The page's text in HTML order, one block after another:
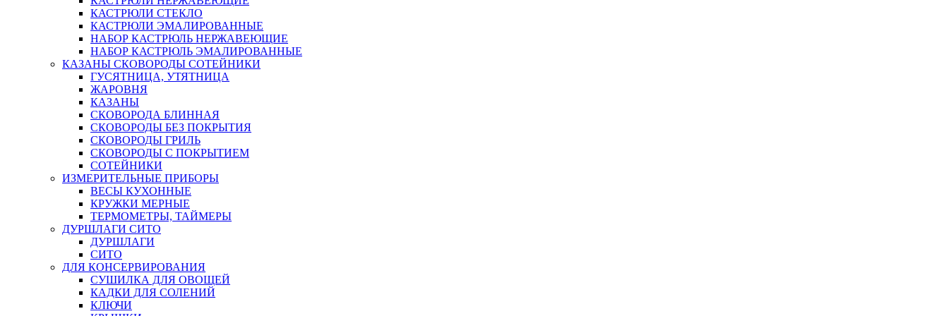
КАСТРЮЛИ СТЕКЛО
КАСТРЮЛИ ЭМАЛИРОВАННЫЕ
НАБОР КАСТРЮЛЬ НЕРЖАВЕЮЩИЕ
НАБОР КАСТРЮЛЬ ЭМАЛИРОВАННЫЕ
КАЗАНЫ СКОВОРОДЫ СОТЕЙНИКИ
ГУСЯТНИЦА, УТЯТНИЦА
ЖАРОВНЯ
КАЗАНЫ
СКОВОРОДА БЛИННАЯ
СКОВОРОДЫ БЕЗ ПОКРЫТИЯ
СКОВОРОДЫ ГРИЛЬ
СКОВОРОДЫ С ПОКРЫТИЕМ
СОТЕЙНИКИ
ИЗМЕРИТЕЛЬНЫЕ ПРИБОРЫ
ВЕСЫ КУХОННЫЕ
КРУЖКИ МЕРНЫЕ
ТЕРМОМЕТРЫ, ТАЙМЕРЫ
ДУРШЛАГИ СИТО
ДУРШЛАГИ
СИТО
ДЛЯ КОНСЕРВИРОВАНИЯ
СУШИЛКА ДЛЯ ОВОЩЕЙ
КАДКИ ДЛЯ СОЛЕНИЙ
КЛЮЧИ